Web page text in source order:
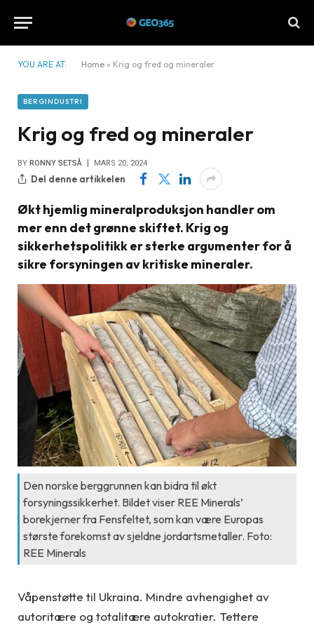
YOU ARE AT: Home » Krig og fred og mineraler
BERGINDUSTRI
Krig og fred og mineraler
BY RONNY SETSÅ MARS 20, 2024
Del denne artikkelen
Økt hjemlig mineralproduksjon handler om
mer enn det grønne skiftet. Krig og
sikkerhetspolitikk er sterke argumenter for å
sikre forsyningen av kritiske mineraler.
Den norske berggrunnen kan bidra til økt
forsyningssikkerhet. Bildet viser REE Minerals’
borekjerner fra Fensfeltet, som kan være Europas
største forekomst av sjeldne jordartsmetaller. Foto:
REE Minerals
Våpenstøtte til Ukraina. Mindre avhengighet av
autoritære og totalitære autokratier. Tettere